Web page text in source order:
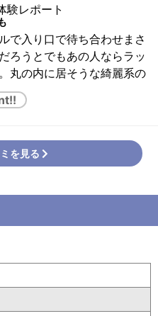
験レポート
で入り口で待ち合わせまさ
ろうとでもあの人ならラッ
丸の内に居そうな綺麗系の
スも納得です。半額でこの
用させて頂きます。
を見る